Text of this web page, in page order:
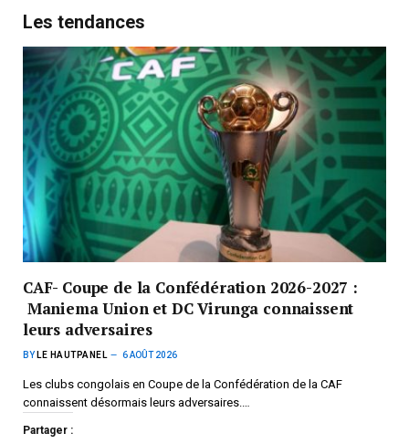
Les tendances
CAF- Coupe de la Confédération 2026-2027 :
Maniema Union et DC Virunga connaissent
leurs adversaires
BY LE HAUTPANEL 6 AOÛT 2026
Les clubs congolais en Coupe de la Confédération de la CAF
connaissent désormais leurs adversaires.…
Partager :